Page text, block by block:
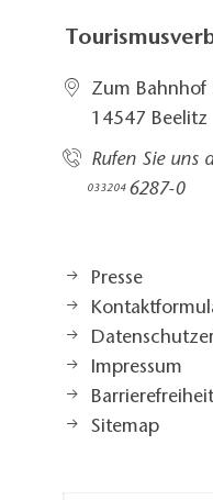
Zum Bahnhof
14547 Beelitz
Rufen Sie uns
033204 6287-0
Presse
Impressum
Barrierefreiheit
Sitemap